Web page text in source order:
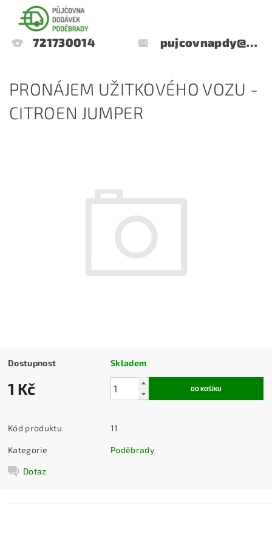
721730014 pujcovnapdy@gmail.com
PRONÁJEM UŽITKOVÉHO VOZU -
CITROEN JUMPER
Dostupnost Skladem
1 Kč
Kód produktu 11
Kategorie Poděbrady
Dotaz